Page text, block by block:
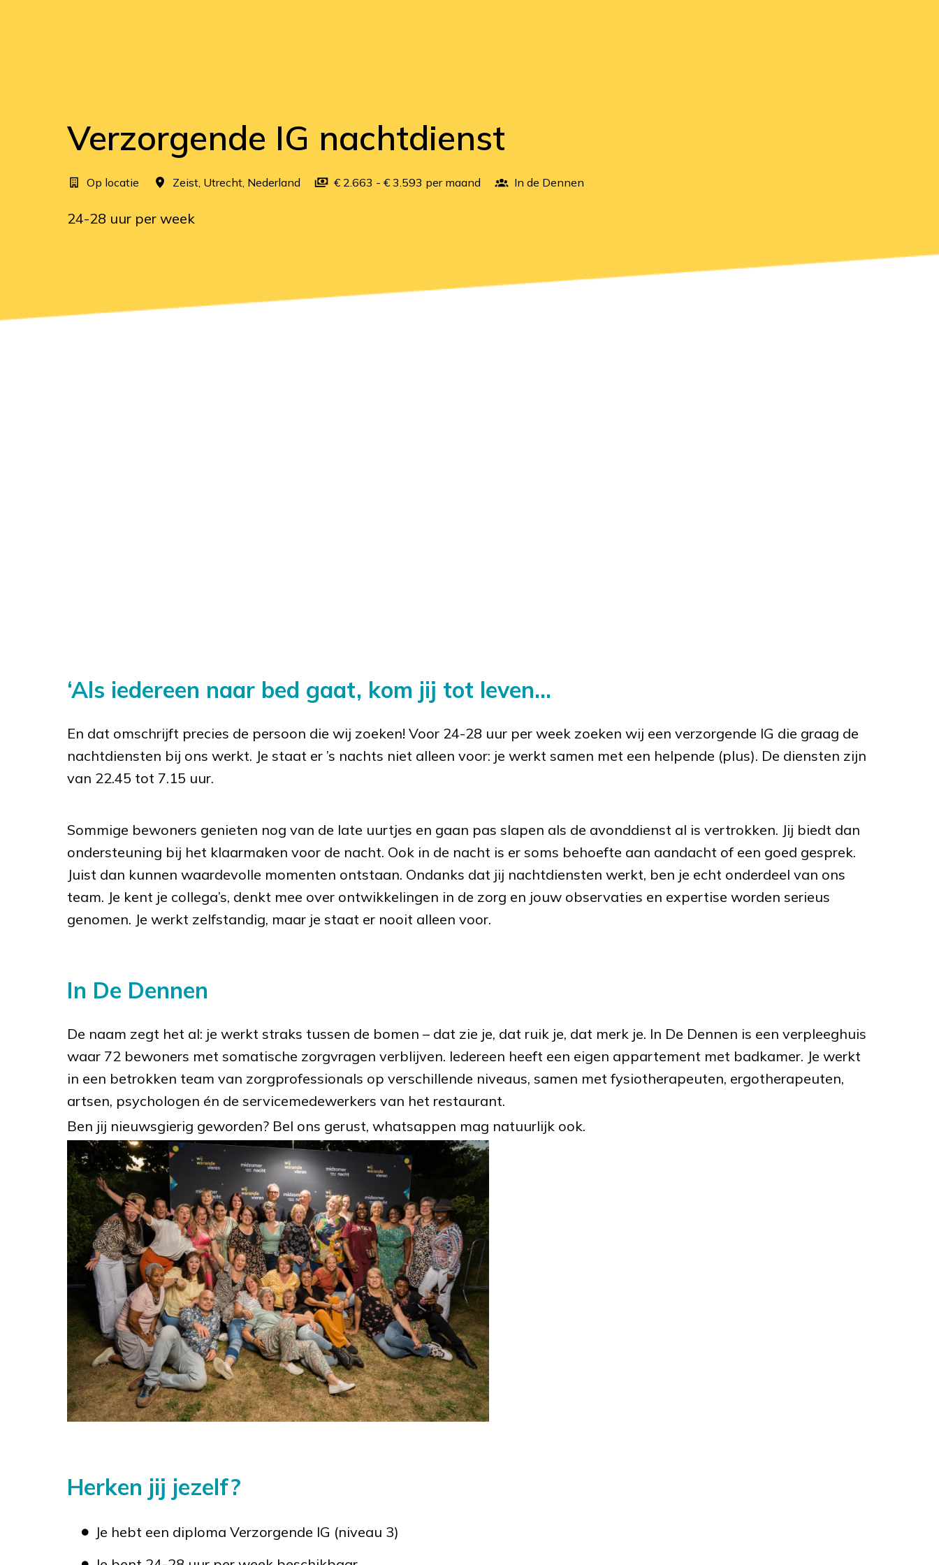
Verzorgende IG nachtdienst
Op locatie Zeist Utrecht Nederland € 2.663 - € 3.593 per maand In de Dennen
24-28 uur per week
‘Als iedereen naar bed gaat, kom jij tot leven...
En dat omschrijft precies de persoon die wij zoeken! Voor 24-28 uur per week zoeken wij een verzorgende IG die graag de
nachtdiensten bij ons werkt. Je staat er ’s nachts niet alleen voor: je werkt samen met een helpende (plus). De diensten zijn
van 22.45 tot 7.15 uur.
Sommige bewoners genieten nog van de late uurtjes en gaan pas slapen als de avonddienst al is vertrokken. Jij biedt dan
ondersteuning bij het klaarmaken voor de nacht. Ook in de nacht is er soms behoefte aan aandacht of een goed gesprek.
Juist dan kunnen waardevolle momenten ontstaan. Ondanks dat jij nachtdiensten werkt, ben je echt onderdeel van ons
team. Je kent je collega’s, denkt mee over ontwikkelingen in de zorg en jouw observaties en expertise worden serieus
genomen. Je werkt zelfstandig, maar je staat er nooit alleen voor.
In De Dennen
De naam zegt het al: je werkt straks tussen de bomen – dat zie je, dat ruik je, dat merk je. In De Dennen is een verpleeghuis
waar 72 bewoners met somatische zorgvragen verblijven. Iedereen heeft een eigen appartement met badkamer. Je werkt
in een betrokken team van zorgprofessionals op verschillende niveaus, samen met fysiotherapeuten, ergotherapeuten,
artsen, psychologen én de servicemedewerkers van het restaurant.
Ben jij nieuwsgierig geworden? Bel ons gerust, whatsappen mag natuurlijk ook.
Herken jij jezelf?
Je hebt een diploma Verzorgende IG (niveau 3)